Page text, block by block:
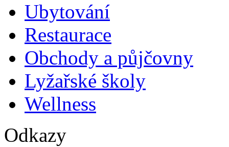
Ubytování
Restaurace
Obchody a půjčovny
Lyžařské školy
Wellness
Odkazy